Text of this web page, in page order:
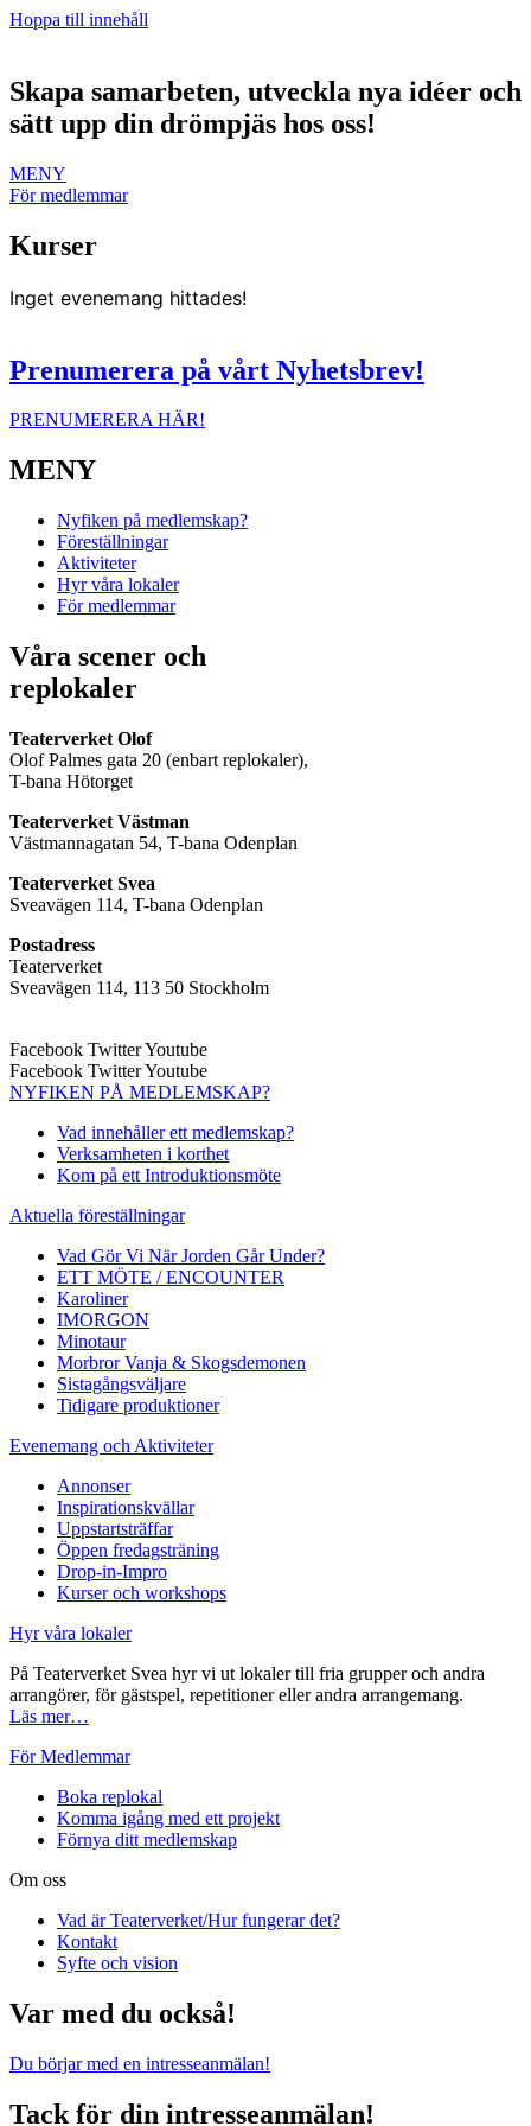
Hoppa till innehåll
Skapa samarbeten, utveckla nya idéer och
sätt upp din drömpjäs hos oss!
MENY
För medlemmar
Kurser
Inget evenemang hittades!
Prenumerera på vårt Nyhetsbrev!
PRENUMERERA HÄR!
MENY
Nyfiken på medlemskap?
Föreställningar
Aktiviteter
Hyr våra lokaler
För medlemmar
Våra scener och
replokaler
Teaterverket Olof
Olof Palmes gata 20 (enbart replokaler),
T-bana Hötorget
Teaterverket Västman
Västmannagatan 54, T-bana Odenplan
Teaterverket Svea
Sveavägen 114, T-bana Odenplan
Postadress
Teaterverket
Sveavägen 114, 113 50 Stockholm
Facebook TwitterYoutube
Facebook TwitterYoutube
NYFIKEN PÅ MEDLEMSKAP?
Vad innehåller ett medlemskap?
Verksamheten i korthet
Kom på ett Introduktionsmöte
Aktuella föreställningar
Vad Gör Vi När Jorden Går Under?
ETT MÖTE / ENCOUNTER
Karoliner
IMORGON
Minotaur
Morbror Vanja & Skogsdemonen
Sistagångsväljare
Tidigare produktioner
Evenemang och Aktiviteter
Annonser
Inspirationskvällar
Uppstartsträffar
Öppen fredagsträning
Drop-in-Impro
Kurser och workshops
Hyr våra lokaler
På Teaterverket Svea hyr vi ut lokaler till fria grupper och andra
arrangörer, för gästspel, repetitioner eller andra arrangemang.
Läs mer…
För Medlemmar
Boka replokal
Komma igång med ett projekt
Förnya ditt medlemskap
Om oss
Vad är Teaterverket/Hur fungerar det?
Kontakt
Syfte och vision
Var med du också!
Du börjar med en intresseanmälan!
Tack för din intresseanmälan!